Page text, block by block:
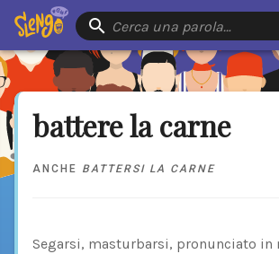
Cerca una parola…
battere la carne
ANCHE BATTERSI LA CARNE
Segarsi, masturbarsi, pronunciato in